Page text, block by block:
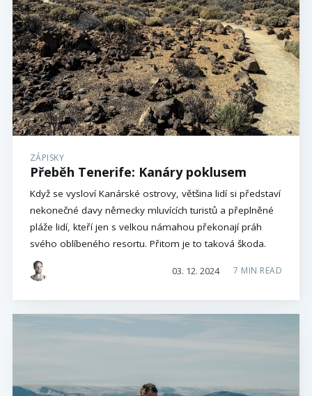
ZÁPISKY
Přeběh Tenerife: Kanáry poklusem
Když se vysloví Kanárské ostrovy, většina lidí si představí
nekonečné davy německy mluvících turistů a přeplněné
pláže lidí, kteří jen s velkou námahou překonají práh
svého oblíbeného resortu. Přitom je to taková škoda.
03. 12. 2024 7 MIN READ